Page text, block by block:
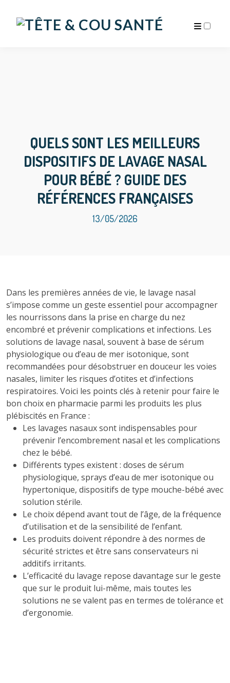
QUELS SONT LES MEILLEURS
DISPOSITIFS DE LAVAGE NASAL
POUR BÉBÉ ? GUIDE DES
RÉFÉRENCES FRANÇAISES
13/05/2026
Dans les premières années de vie, le lavage nasal
s’impose comme un geste essentiel pour accompagner
les nourrissons dans la prise en charge du nez
encombré et prévenir complications et infections. Les
solutions de lavage nasal, souvent à base de sérum
physiologique ou d’eau de mer isotonique, sont
recommandées pour désobstruer en douceur les voies
nasales, limiter les risques d’otites et d’infections
respiratoires. Voici les points clés à retenir pour faire le
bon choix en pharmacie parmi les produits les plus
plébiscités en France :
Les lavages nasaux sont indispensables pour
prévenir l’encombrement nasal et les complications
chez le bébé.
Différents types existent : doses de sérum
physiologique, sprays d’eau de mer isotonique ou
hypertonique, dispositifs de type mouche-bébé avec
solution stérile.
Le choix dépend avant tout de l’âge, de la fréquence
d’utilisation et de la sensibilité de l’enfant.
Les produits doivent répondre à des normes de
sécurité strictes et être sans conservateurs ni
additifs irritants.
L’efficacité du lavage repose davantage sur le geste
que sur le produit lui-même, mais toutes les
solutions ne se valent pas en termes de tolérance et
d’ergonomie.